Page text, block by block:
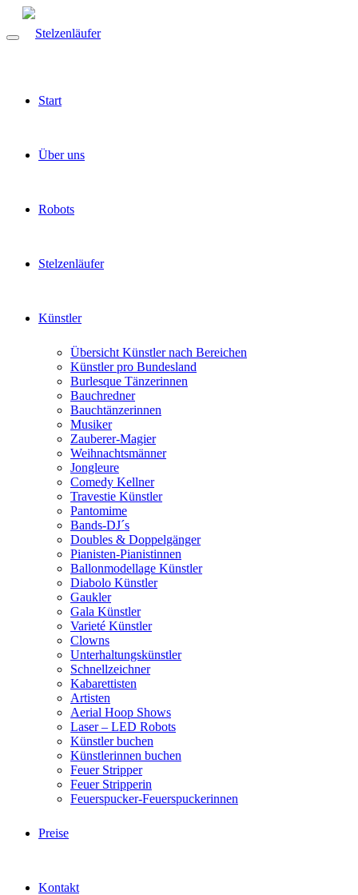
Start
Über uns
Robots
Stelzenläufer
Künstler
Übersicht Künstler nach Bereichen
Künstler pro Bundesland
Burlesque Tänzerinnen
Bauchredner
Bauchtänzerinnen
Musiker
Zauberer-Magier
Weihnachtsmänner
Jongleure
Comedy Kellner
Travestie Künstler
Pantomime
Bands-DJ´s
Doubles & Doppelgänger
Pianisten-Pianistinnen
Ballonmodellage Künstler
Diabolo Künstler
Gaukler
Gala Künstler
Varieté Künstler
Clowns
Unterhaltungskünstler
Schnellzeichner
Kabarettisten
Artisten
Aerial Hoop Shows
Laser – LED Robots
Künstler buchen
Künstlerinnen buchen
Feuer Stripper
Feuer Stripperin
Feuerspucker-Feuerspuckerinnen
Preise
Kontakt